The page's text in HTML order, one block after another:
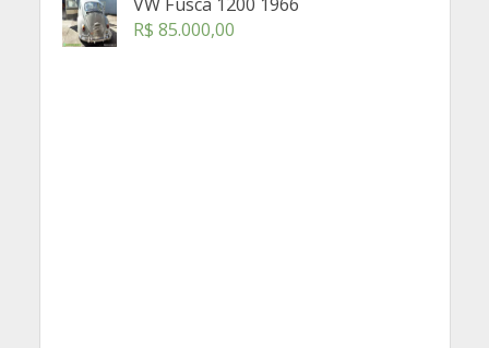
R$ 85.000,00